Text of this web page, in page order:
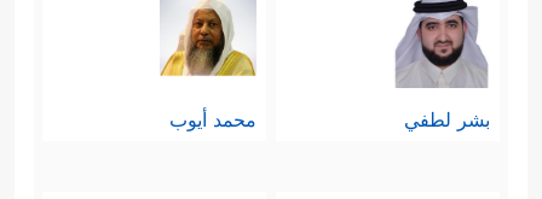
بشر لطفي محمد أيوب